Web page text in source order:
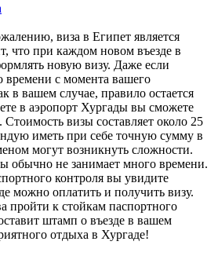
виза в Египет является
что при каждом новом въезде в
новую визу. Даже если
времени с момента вашего
в вашем случае, правило остается
в аэропорт Хургады вы сможете
Стоимость визы составляет около 25
иметь при себе точную сумму в
могут возникнуть сложности.
обычно не занимает много времени.
контроля вы увидите
можно оплатить и получить визу.
пройти к стойкам паспортного
штамп о въезде в вашем
отдыха в Хургаде!